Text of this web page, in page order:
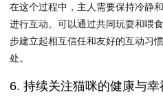
在这个过程中，主人需要保持冷静
进行互动。可以通过共同玩耍和喂
步建立起相互信任和友好的互动习
处。
6. 持续关注猫咪的健康与幸